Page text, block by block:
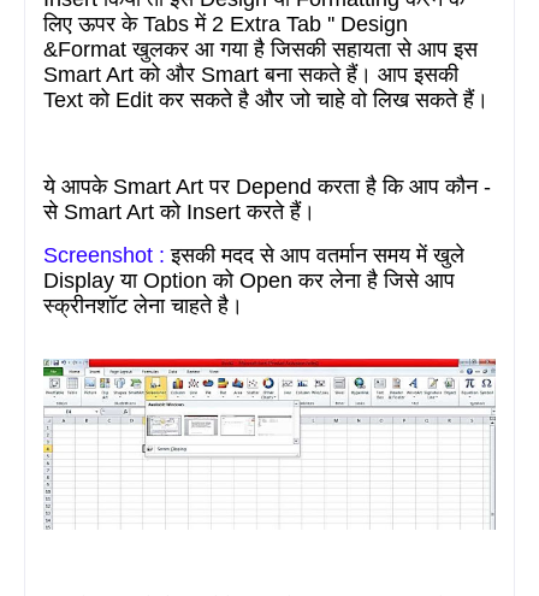
लिए ऊपर के Tabsमें 2 Extra Tab '' Design
&Formatखुलकर आ गया है जिसकी सहायता से आप इस
Smart Artको और Smartबना सकते हैं। आप इसकी
Textको Editकर सकते है और जो चाहे वो लिख सकते हैं।
ये आपके Smart Artपर Dependकरता है कि आप कौन -
से Smart Artको Insert करते हैं।
Screenshot : इसकी मदद से आप वतर्मान समय में खुले
Displayया Optionको Openकर लेना है जिसे आप
स्क्रीनशॉट लेना चाहते है।